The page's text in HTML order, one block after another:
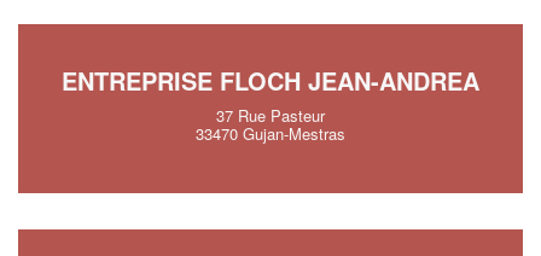
ENTREPRISE FLOCH JEAN-ANDREA
37 Rue Pasteur
33470 Gujan-Mestras